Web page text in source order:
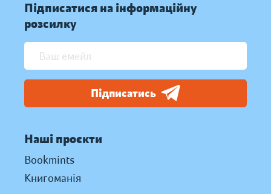
Підписатися на інформаційну
розсилку
Підписатись
Наші проєкти
Bookmints
Книгоманія